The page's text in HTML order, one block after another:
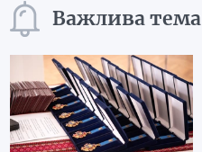
Важлива тема